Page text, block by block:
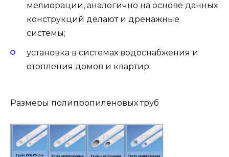
мелиорации, аналогично на основе данных
конструкций делают и дренажные
системы;
установка в системах водоснабжения и
отопления домов и квартир.
Размеры полипропиленовых труб